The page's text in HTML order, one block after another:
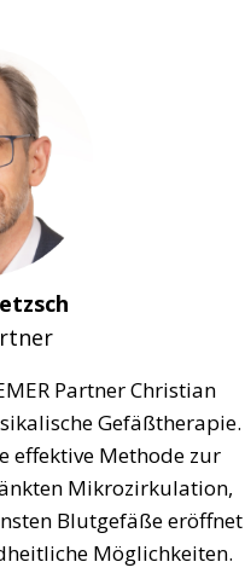
Partner Christian
Gefäßtherapie.
effektive Methode zur
Mikrozirkulation,
Blutgefäße eröffnet
Möglichkeiten.